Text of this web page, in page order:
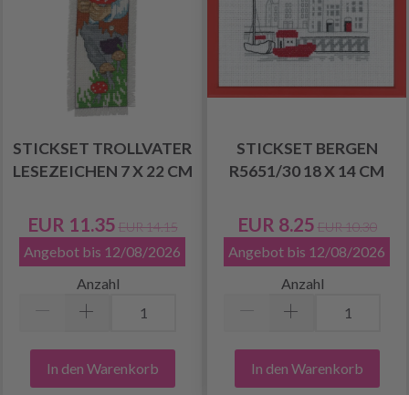
STICKSET TROLLVATER
LESEZEICHEN 7 X 22 CM
EUR 11.35 EUR 14.15
Angebot bis 12/08/2026
Anzahl
In den Warenkorb
STICKSET BERGEN
R5651/30 18 X 14 CM
EUR 8.25 EUR 10.30
Angebot bis 12/08/2026
Anzahl
In den Warenkorb